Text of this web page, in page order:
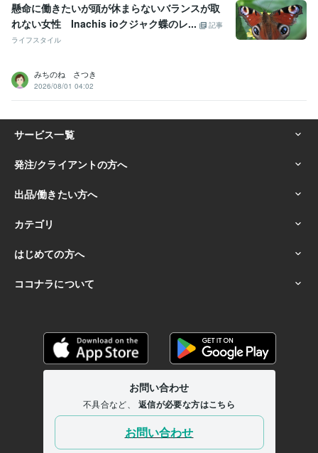
懸命に働きたいが頭が休まらないバランスが取
れない女性 Inachis ioクジャク蝶のレ...
記事
ライフスタイル
みちのね さつき
2026/08/01 04:02